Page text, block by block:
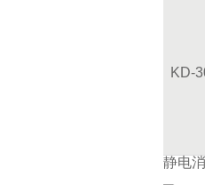
KD-
静电